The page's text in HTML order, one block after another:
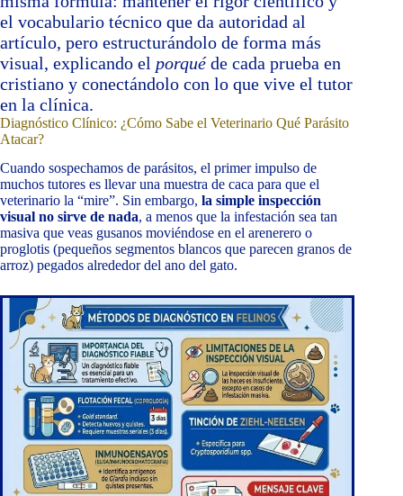
el vocabulario técnico que da autoridad al
artículo, pero estructurándolo de forma más
visual, explicando el porquéde cada prueba en
cristiano y conectándolo con lo que vive el tutor
en la clínica.
Diagnóstico Clínico: ¿Cómo Sabe el Veterinario Qué Parásito
Atacar?
Cuando sospechamos de parásitos, el primer impulso de
muchos tutores es llevar una muestra de caca para que el
veterinario la “mire”. Sin embargo, la simple inspección
visual no sirve de nada, a menos que la infestación sea tan
masiva que veas gusanos moviéndose en el arenerero o
proglotis (pequeños segmentos blancos que parecen granos de
arroz) pegados alrededor del ano del gato.